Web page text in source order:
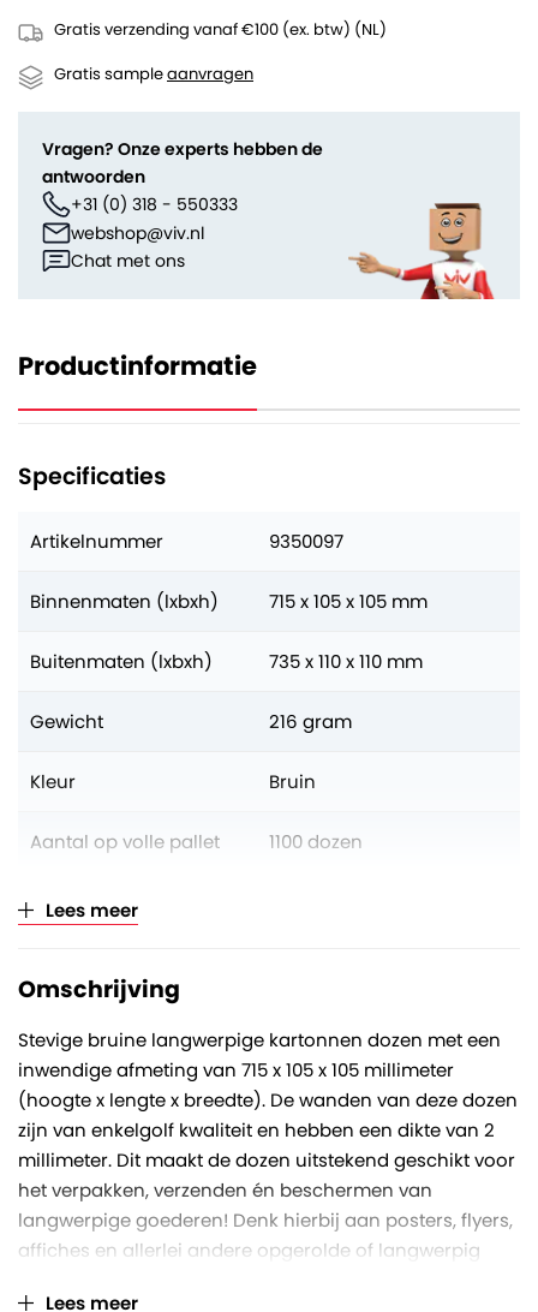
Gratis verzending vanaf €100 (ex. btw) (NL)
Gratis sampleaanvragen
Vragen? Onze experts hebben de
antwoorden
+31 (0) 318 - 550333
webshop@viv.nl
Chat met ons
Productinformatie
Specificaties
Artikelnummer 9350097
Binnenmaten (lxbxh) 715 x 105 x 105 mm
Buitenmaten (lxbxh) 735 x 110 x 110 mm
Gewicht 216 gram
Kleur Bruin
Aantal op volle pallet 1100 dozen
Verkoopeenheid
Lees meer
Omschrijving
Stevige bruine langwerpige kartonnen dozen met een
inwendige afmeting van 715 x 105 x 105 millimeter
(hoogte x lengte x breedte). De wanden van deze dozen
zijn van enkelgolf kwaliteit en hebben een dikte van 2
millimeter. Dit maakt de dozen uitstekend geschikt voor
het verpakken, verzenden én beschermen van
langwerpige goederen! Denk hierbij aan posters, flyers,
affiches en allerlei andere opgerolde of langwerpig
Lees meer